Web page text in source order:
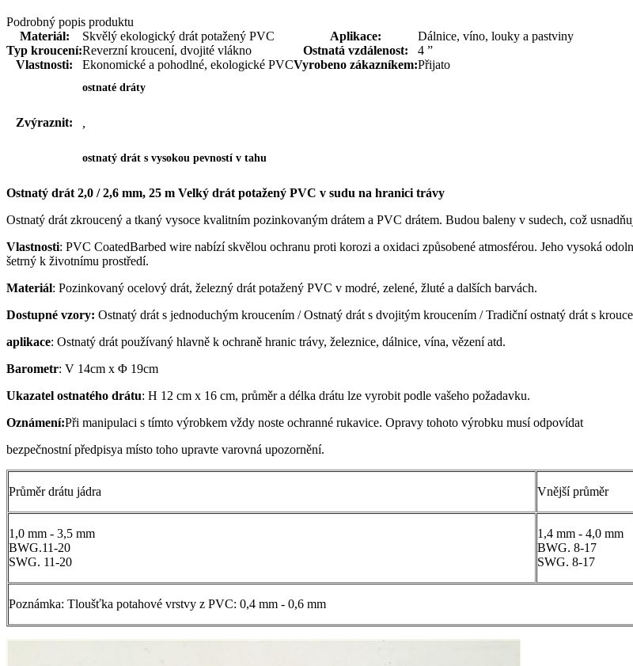
Podrobný popis produktu
Materiál:
Skvělý ekologický drát potažený PVC Aplikace:
Dálnice, víno, louky a pastviny
Typ kroucení:Reverzní kroucení, dvojité vlákno Ostnatá vzdálenost:
4 ”
Vlastnosti:
Ekonomické a pohodlné, ekologické PVCVyrobeno zákazníkem:Přijato
Zvýraznit:
ostnaté dráty
,
ostnatý drát s vysokou pevností v tahu
Ostnatý drát 2,0 / 2,6 mm, 25 m Velký drát potažený PVC v sudu na hranici trávy
Ostnatý drát zkroucený a tkaný vysoce kvalitním pozinkovaným drátem a PVC drátem. Budou baleny v sudech, což
Vlastnosti: PVC CoatedBarbed wire nabízí skvělou ochranu proti korozi a oxidaci způsobené atmosférou. Jeho vysoká
šetrný k životnímu prostředí.
Materiál: Pozinkovaný ocelový drát, železný drát potažený PVC v modré, zelené, žluté a dalších barvách.
Dostupné vzory: Ostnatý drát s jednoduchým kroucením / Ostnatý drát s dvojitým kroucením / Tradiční ostnatý drát s
aplikace: Ostnatý drát používaný hlavně k ochraně hranic trávy, železnice, dálnice, vína, vězení atd.
Barometr: V 14cm x Φ 19cm
Ukazatel ostnatého drátu: H 12 cm x 16 cm, průměr a délka drátu lze vyrobit podle vašeho požadavku.
Oznámení:Při manipulaci s tímto výrobkem vždy noste ochranné rukavice. Opravy tohoto výrobku musí odpovídat
bezpečnostní předpisya místo toho upravte varovná upozornění.
Průměr drátu jádra Vnější průměr
1,0 mm - 3,5 mm
BWG.11-20
SWG. 11-20
1,4 mm - 4,0 mm
BWG. 8-17
SWG. 8-17
Poznámka: Tloušťka potahové vrstvy z PVC: 0,4 mm - 0,6 mm